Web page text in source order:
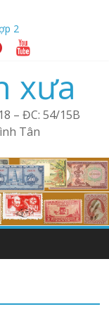
2
hợp 3
hợp 4
1
xưa
– ĐC: 54/15B
Tân